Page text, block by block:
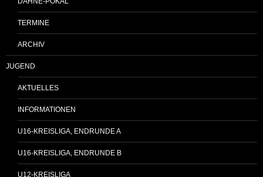
TERMINE
ARCHIV
JUGEND
AKTUELLES
INFORMATIONEN
U16-KREISLIGA, ENDRUNDE A
U16-KREISLIGA, ENDRUNDE B
U12-KREISLIGA